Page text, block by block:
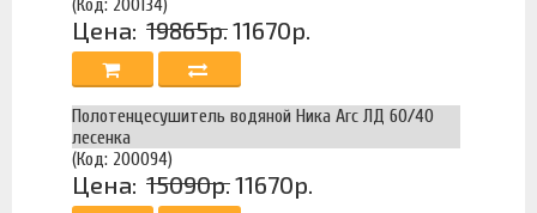
(Код: 200134)
Цена: 19865р.11670р.
Полотенцесушитель водяной Ника Arc ЛД 60/40
лесенка
(Код: 200094)
Цена: 15090р.11670р.